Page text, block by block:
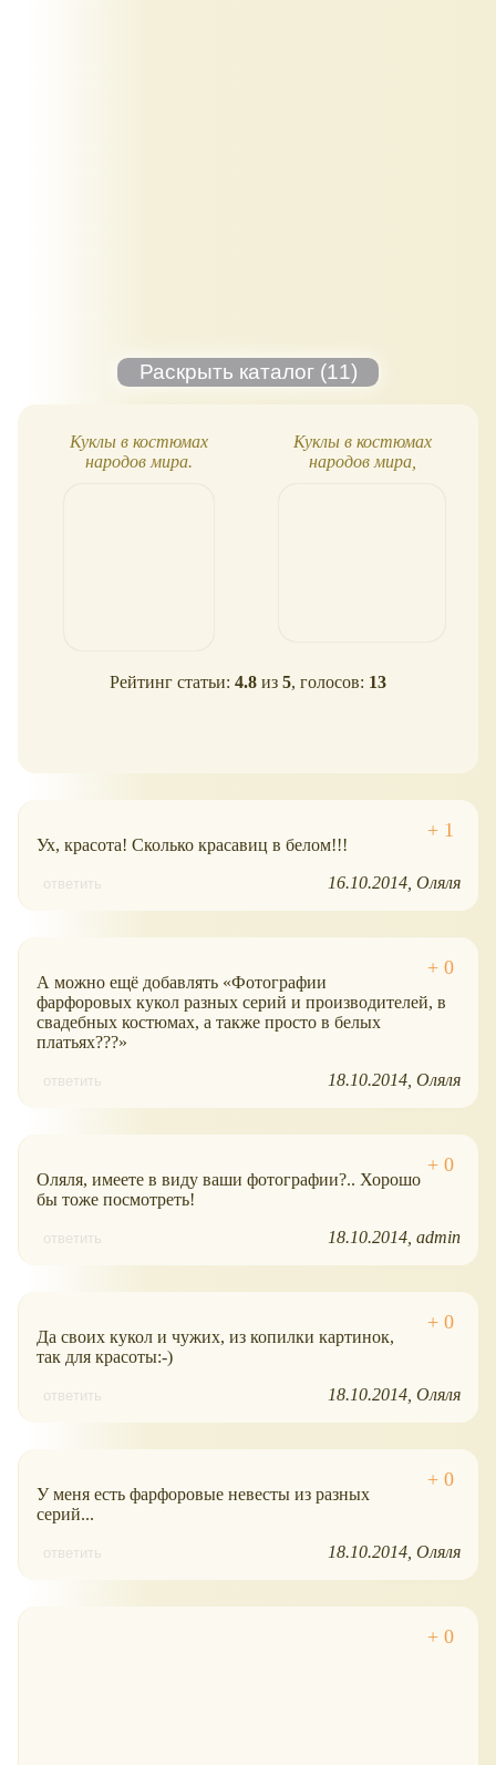
Куклы в костюмах
народов мира.
Куклы в костюмах
народов мира,
Рейтинг статьи: 4.8 из 5, голосов: 13
Ух, красота! Сколько красавиц в белом!!!
ответить 16.10.2014 Оляля
А можно ещё добавлять
Фотографии
фарфоровых кукол разных серий и производителей, в
свадебных костюмах, а также просто в белых
платьях???
ответить 18.10.2014 Оляля
Оляля, имеете в виду ваши фотографии?.. Хорошо
бы тоже посмотреть!
ответить 18.10.2014 admin
Да своих кукол и чужих, из копилки картинок,
так для красоты:-)
ответить 18.10.2014 Оляля
У меня есть фарфоровые невесты из разных
серий...
ответить 18.10.2014 Оляля